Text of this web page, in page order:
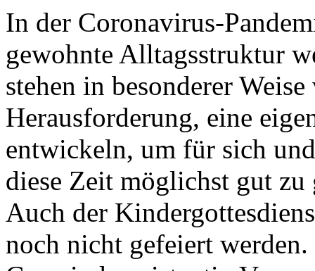
In der Coronavirus-
gewohnte Alltagsstruktur
stehen in besonderer
Herausforderung, eine
entwickeln, um für sich
diese Zeit möglichst gut zu
Auch der
noch nicht gefeiert